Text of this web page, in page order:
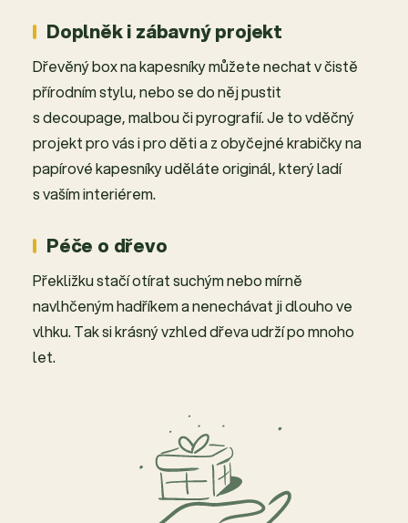
Doplněk i zábavný projekt
Dřevěný box na kapesníky můžete nechat v čistě
přírodním stylu, nebo se do něj pustit
s decoupage, malbou či pyrografií. Je to vděčný
projekt pro vás i pro děti a z obyčejné krabičky na
papírové kapesníky uděláte originál, který ladí
s vaším interiérem.
Péče o dřevo
Překližku stačí otírat suchým nebo mírně
navlhčeným hadříkem a nenechávat ji dlouho ve
vlhku. Tak si krásný vzhled dřeva udrží po mnoho
let.